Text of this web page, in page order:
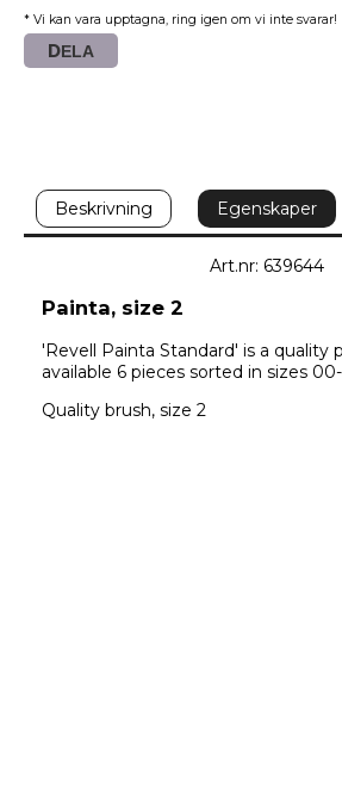
* Vi kan vara upptagna, ring igen om vi inte svarar!
DELA
Beskrivning Egenskaper
Art.nr: 639644
Painta, size 2
'Revell Painta Standard' is a quality
available 6 pieces sorted in sizes
Quality brush, size 2